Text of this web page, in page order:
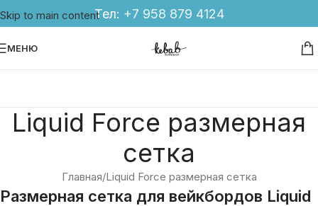
Skip to main contentТел: +7 958 879 4124
МЕНЮ
Liquid Force размерная
сетка
Главная Liquid Force размерная сетка
Размерная сетка для вейкбордов Liquid